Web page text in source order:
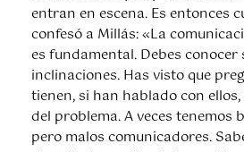
entran en escena. Es entonces
confesó a Millás: «La
es fundamental. Debes conocer
inclinaciones. Has visto que
tienen, si han hablado con
del problema. A veces tenemos
pero malos comunicadores.